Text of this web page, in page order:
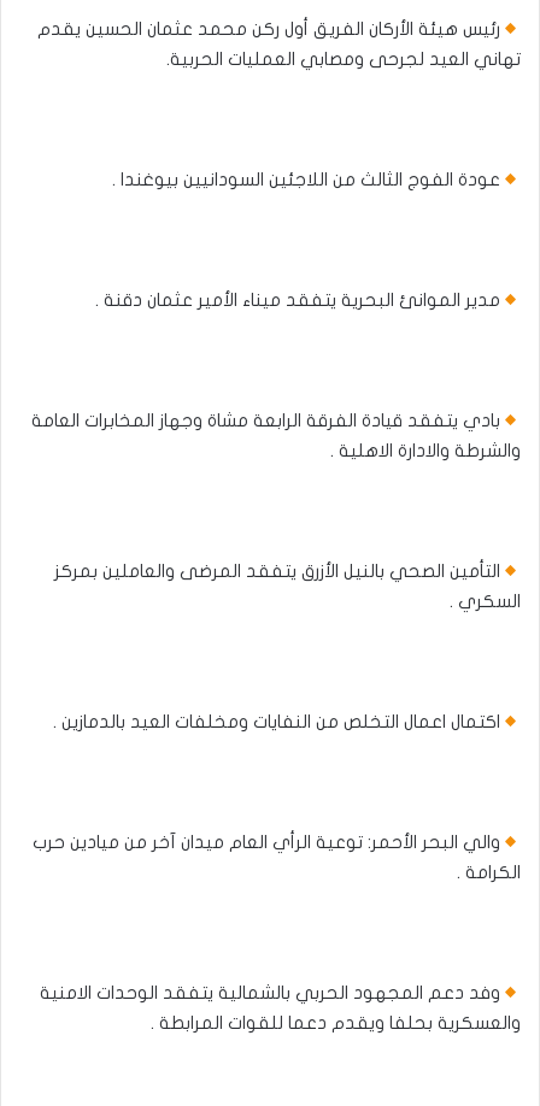
رئيس هيئة الأركان الفريق أول ركن محمد عثمان الحسين يقدم
تهاني العيد لجرحى ومصابي العمليات الحربية.
عودة الفوج الثالث من اللاجئين السودانيين بيوغندا .
مدير الموانئ البحرية يتفقد ميناء الأمير عثمان دقنة .
‫بادي يتفقد قيادة الفرقة الرابعة مشاة وجهاز المخابرات العامة
والشرطة والادارة الاهلية .
التأمين الصحي بالنيل الأزرق يتفقد المرضى والعاملين بمركز
السكري .
اكتمال اعمال التخلص من النفايات ومخلفات العيد بالدمازين .
والي البحر الأحمر: توعية الرأي العام ميدان آخر من ميادين حرب
الكرامة .
وفد دعم المجهود الحربي بالشمالية يتفقد الوحدات الامنية
والعسكرية بحلفا ويقدم دعما للقوات المرابطة .